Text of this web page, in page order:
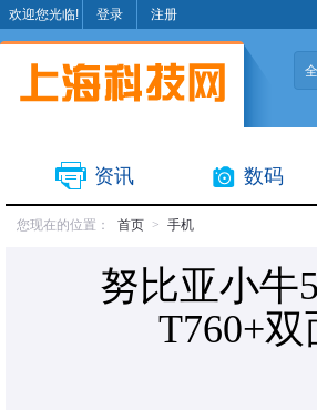
欢迎您光临! 登录 注册
资讯 数码
您现在的位置： 首页 > 手机
努比亚小牛
T760+